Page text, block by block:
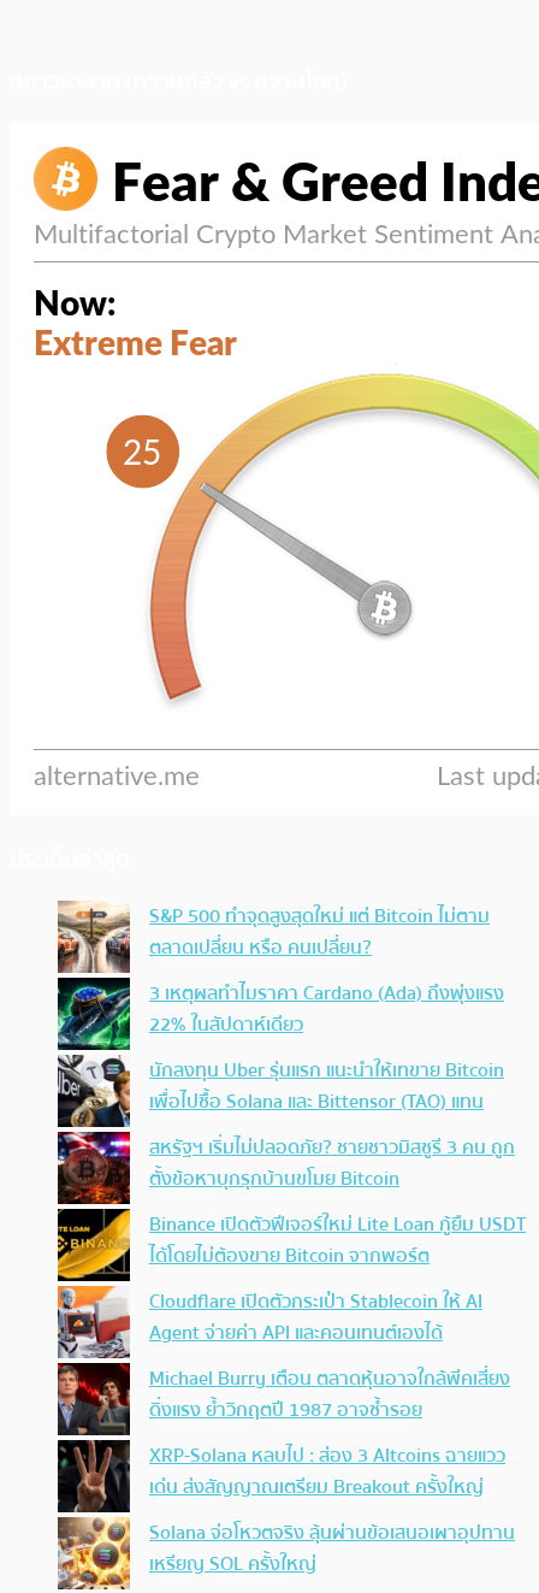
S&P 500 ทำจุดสูงสุดใหม่ แต่ Bitcoin ไม่ตาม
ตลาดเปลี่ยน หรือ คนเปลี่ยน?
3 เหตุผลทำไมราคา Cardano (Ada) ถึงพุ่งแรง
22% ในสัปดาห์เดียว
นักลงทุน Uber รุ่นแรก แนะนำให้เทขาย Bitcoin
เพื่อไปซื้อ Solana และ Bittensor (TAO) แทน
สหรัฐฯ เริ่มไม่ปลอดภัย? ชายชาวมิสซูรี 3 คน ถูก
ตั้งข้อหาบุกรุกบ้านขโมย Bitcoin
Binance เปิดตัวฟีเจอร์ใหม่ Lite Loan กู้ยืม USDT
ได้โดยไม่ต้องขาย Bitcoin จากพอร์ต
Cloudflare เปิดตัวกระเป๋า Stablecoin ให้ AI
Agent จ่ายค่า API และคอนเทนต์เองได้
Michael Burry เตือน ตลาดหุ้นอาจใกล้พีคเสี่ยง
ดิ่งแรง ย้ำวิกฤตปี 1987 อาจซ้ำรอย
XRP-Solana หลบไป : ส่อง 3 Altcoins ฉายแวว
เด่น ส่งสัญญาณเตรียม Breakout ครั้งใหญ่
Solana จ่อโหวตจริง ลุ้นผ่านข้อเสนอเผาอุปทาน
เหรียญ SOL ครั้งใหญ่